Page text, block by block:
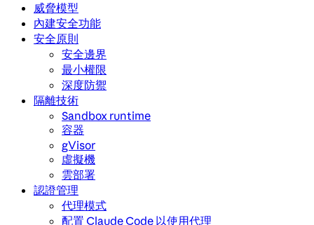
威脅模型
內建安全功能
安全原則
安全邊界
最小權限
深度防禦
隔離技術
Sandbox runtime
容器
gVisor
虛擬機
雲部署
認證管理
代理模式
配置 Claude Code 以使用代理